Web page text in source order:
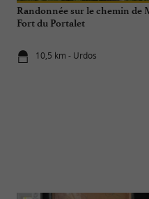
Randonnée sur le chemin de
Fort du Portalet
10,5 km - Urdos